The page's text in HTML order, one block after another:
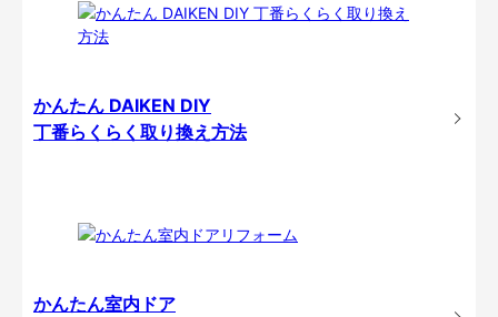
かんたん DAIKEN DIY
丁番らくらく取り換え方法
かんたん室内ドア